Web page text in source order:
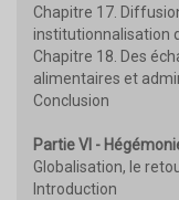
Chapitre 17.
institutionnalisation
Chapitre 18. Des
alimentaires et
Conclusion
Partie VI -
Globalisation, le
Introduction